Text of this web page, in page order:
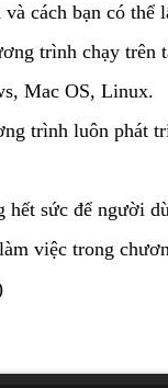
cách bạn có thể
trình chạy trên
Mac OS, Linux.
trình luôn phát
hết sức để người
việc trong